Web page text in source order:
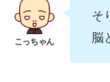
そ
脳